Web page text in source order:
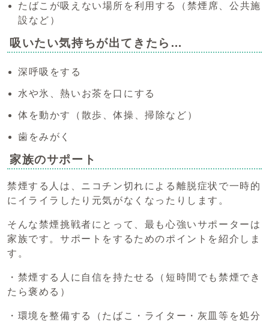
たばこが吸えない場所を利用する（禁煙席、公共施
設など）
吸いたい気持ちが出てきたら…
深呼吸をする
水や氷、熱いお茶を口にする
体を動かす（散歩、体操、掃除など）
歯をみがく
家族のサポート
禁煙する人は、ニコチン切れによる離脱症状で一時的
にイライラしたり元気がなくなったりします。
そんな禁煙挑戦者にとって、最も心強いサポーターは
家族です。サポートをするためのポイントを紹介しま
す。
・禁煙する人に自信を持たせる（短時間でも禁煙でき
たら褒める）
・環境を整備する（たばこ・ライター・灰皿等を処分